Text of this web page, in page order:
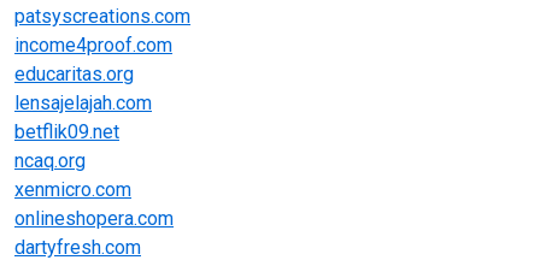
patsyscreations.com
income4proof.com
educaritas.org
lensajelajah.com
betflik09.net
ncaq.org
xenmicro.com
onlineshopera.com
dartyfresh.com